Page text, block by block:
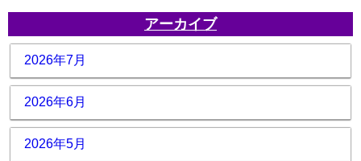
アーカイブ
2026年7月
2026年6月
2026年5月